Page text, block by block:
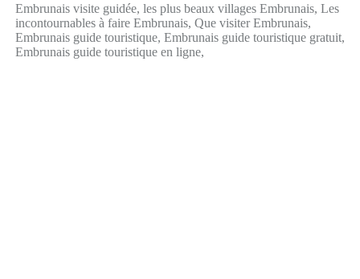
Embrunais visite guidée, les plus beaux villages Embrunais, Les
incontournables à faire Embrunais, Que visiter Embrunais,
Embrunais guide touristique, Embrunais guide touristique gratuit,
Embrunais guide touristique en ligne,